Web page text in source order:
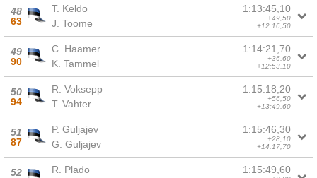
48
63
T. Keldo
J. Toome
1:13:45,10
+49,50
+12:16,50
49
90
C. Haamer
K. Tammel
1:14:21,70
+36,60
+12:53,10
50
94
R. Voksepp
T. Vahter
1:15:18,20
+56,50
+13:49,60
51
87
P. Guljajev
G. Guljajev
1:15:46,30
+28,10
+14:17,70
52
R. Plado
1:15:49,60